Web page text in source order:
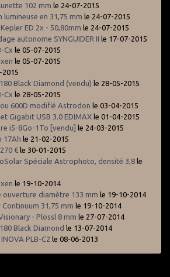
102 mm le 24-07-2015
en 31,75 mm le 24-07-2015
ED 2x - 50,80mm le 24-07-2015
autonome SYNGUIDER II le 17-07-2015
Cx le 05-07-2015
le 05-07-2015
2015
Black Diamond (vendu) le 28-05-2015
Cx le 28-05-2015
ou 600D modifié Astrodon le 03-04-2015
Gigabit USB 3.0 EDIMAX le 01-04-2015
i5-8Go-1To [vendu] le 24-03-2015
17Ah le 21-02-2015
€ le 30-01-2015
Spéciale Astrophoto, densité 3,8 le
le 19-10-2014
ouverture diamètre 133 mm le 19-10-2014
31,75 mm le 19-10-2014
- Plössl 8 mm le 27-07-2014
Black Diamond le 13-07-2014
PLB-C2 le 08-06-2013